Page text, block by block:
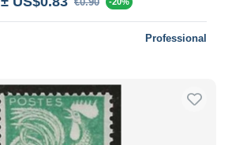
Professional